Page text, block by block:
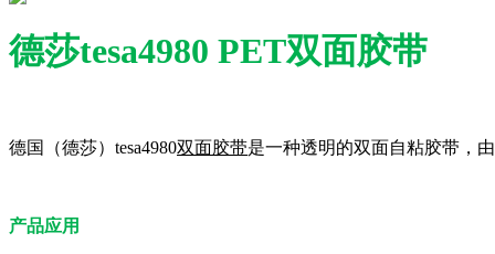
德莎tesa4980 PET双面胶带
德国（德莎）tesa4980双面胶带是一种透明的双面自粘胶带，
产品应用